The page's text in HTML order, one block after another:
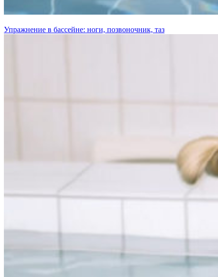
Упражнение в бассейне: ноги, позвоночник, таз